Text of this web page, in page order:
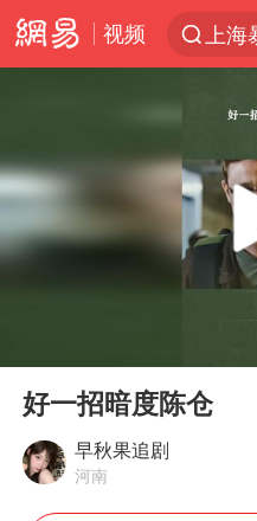
视频
上
白
白海
Play
好一招暗度陈仓
早秋果追剧
河南